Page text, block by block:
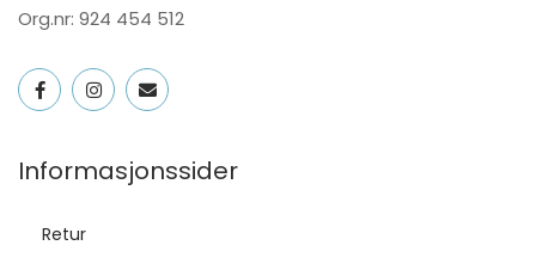
Org.nr: 924 454 512
Informasjonssider
Retur